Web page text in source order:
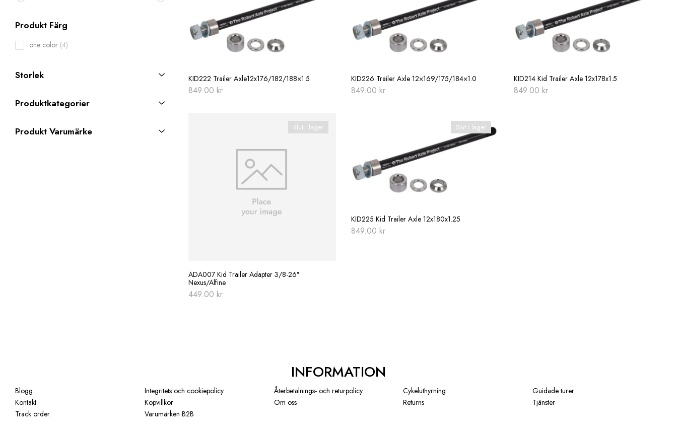
Produkt Färg
one color 44
Storlek
Produktkategorier
Produkt Varumärke
KID222 Trailer Axle12x176/182/188×1.5
849.00 kr
KID226 Trailer Axle 12×169/175/184×1.0
849.00 kr
KID214 Kid Trailer Axle 12x178x1.5
849.00 kr
Slut i lager
ADA007 Kid Trailer Adapter 3/8-26″
Nexus/Alfine
449.00 kr
Slut i lager
KID225 Kid Trailer Axle 12x180x1.25
849.00 kr
INFORMATION
Blogg Integritets och cookiepolicy Återbetalnings- och returpolicy Cykeluthyrning
Guidade turer
Kontakt
Köpvillkor Om oss Returns
Tjänster
Track order
Varumärken B2B